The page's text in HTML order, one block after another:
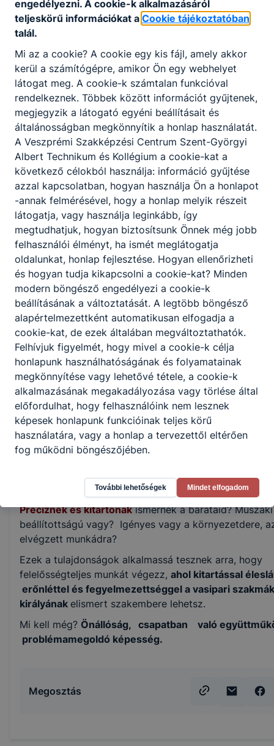
birtokában akár egyéni vállalkozás is indítható.
Amire képes leszel!
Pontosság
műszaki rajzokat értelmezni, vázlatrajzokat készíteni
méréseket, vizsgálatokat végezni, ellenőrizni,
alakító és megmunkáló szerszámok, készülékek
elemeit előállítani
szerszám- és készülékelemeket hőkezelni
hagyományos és korszerű technológiákat alkalmazni,
berendezéseit működtetni
kész elemekből szerszámokat, készülékeket készíteni,
összeszerelni
a szerszámokat, készülékeket felszerelni a
azokat beállítani, beüzemelni
próbagyártást végezni
elvégezni a szerszámok, készülékek karbantartását,
Elhelyezkedés
Gépipari – szerszámkészítéssel elsősorban, vagy
foglalkozó – kis -és nagyvállalatoknál,
és hazai munkavállalásra is van lehetőség.
DOKUMENTÁLÁS
betartani és betartatni a munka-, baleset-, tűz- és
környezetvédelmi előírásokat
minőségbiztosítási dokumentálást végezni
vállalkozási adminisztrációt végezni
Magadra ismersz?
Precíznek és kitartónakismernek a barátaid? Műszaki
beállítottságú vagy? Igényes vagy a környezetdere,
elvégzett munkádra?
Ezek a tulajdonságok alkalmassá tesznek arra, hogy
felelősségteljes munkát végezz, ahol kitartással
erőnléttel és fegyelmezettséggel a vasipari szakmák
királyának elismert szakembere lehetsz.
Mi kell még? Önállóság, csapatban való
problémamegoldó képesség.
Megosztás
engedélyezni. A cookie-k alkalmazásáról
teljeskörű információkat a Cookie tájékoztatóban
talál.
Mi az a cookie? A cookie egy kis fájl, amely akkor
kerül a számítógépre, amikor Ön egy webhelyet
látogat meg. A cookie-k számtalan funkcióval
rendelkeznek. Többek között információt gyűjtenek,
megjegyzik a látogató egyéni beállításait és
általánosságban megkönnyítik a honlap használatát.
A Veszprémi Szakképzési Centrum Szent-Györgyi
Albert Technikum és Kollégium a cookie-kat a
következő célokból használja: információ gyűjtése
azzal kapcsolatban, hogyan használja Ön a honlapot
-annak felmérésével, hogy a honlap melyik részeit
látogatja, vagy használja leginkább, így
megtudhatjuk, hogyan biztosítsunk Önnek még jobb
felhasználói élményt, ha ismét meglátogatja
oldalunkat, honlap fejlesztése. Hogyan ellenőrizheti
és hogyan tudja kikapcsolni a cookie-kat? Minden
modern böngésző engedélyezi a cookie-k
beállításának a változtatását. A legtöbb böngésző
alapértelmezettként automatikusan elfogadja a
cookie-kat, de ezek általában megváltoztathatók.
Felhívjuk figyelmét, hogy mivel a cookie-k célja
honlapunk használhatóságának és folyamatainak
megkönnyítése vagy lehetővé tétele, a cookie-k
alkalmazásának megakadályozása vagy törlése által
előfordulhat, hogy felhasználóink nem lesznek
képesek honlapunk funkcióinak teljes körű
használatára, vagy a honlap a tervezettől eltérően
fog működni böngészőjében.
További lehetőségek Mindet elfogadom